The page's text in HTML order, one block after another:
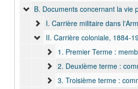
B. Documents concernant la vie
I. Carrière militaire dans
II. Carrière coloniale, 1884-
1. Premier Terme : membre de la cinquième expédition de
2. Deuxième terme : commissaire de district de troisième classe/adjoint du commandant du territoire de Bangala (avr. 1886 - janv. 1887), sous-commissaire de district au territoire de
3. Troisième terme : commissaire de district (de troisième classe) détaché avec une mission